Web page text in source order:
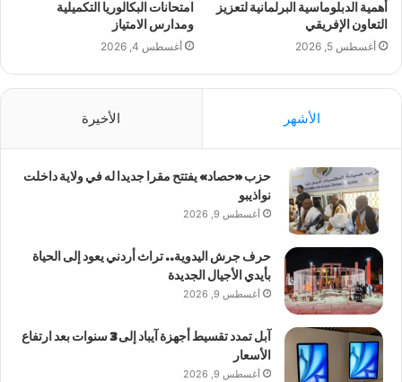
أهمية الدبلوماسية البرلمانية لتعزيز
التعاون الإفريقي
أغسطس 5, 2026
امتحانات البكالوريا التكميلية
ومدارس الامتياز
أغسطس 4, 2026
الأشهر الأخيرة
حزب «حصاد» يفتتح مقرا جديدا له في ولاية داخلت
نواذيبو
أغسطس 9, 2026
حرف جرش اليدوية.. تراث أردني يعود إلى الحياة
بأيدي الأجيال الجديدة
أغسطس 9, 2026
آبل تمدد تقسيط أجهزة آيباد إلى 3 سنوات بعد ارتفاع
الأسعار
أغسطس 9, 2026